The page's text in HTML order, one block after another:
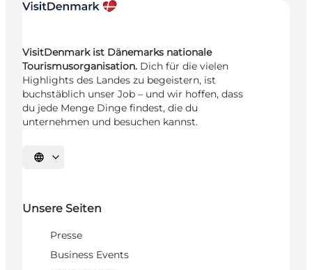
VisitDenmark ist Dänemarks nationale
Tourismusorganisation. Dich für die vielen
Highlights des Landes zu begeistern, ist
buchstäblich unser Job – und wir hoffen, dass
du jede Menge Dinge findest, die du
unternehmen und besuchen kannst.
Sprache auswählen
Unsere Seiten
Presse
Business Events